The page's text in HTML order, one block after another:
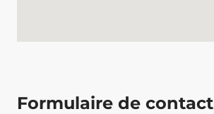
Formulaire de contact